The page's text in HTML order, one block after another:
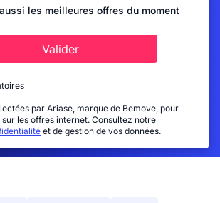
les meilleures offres du moment
Valider
par Ariase, marque de Bemove, pour
les offres internet. Consultez notre
et de gestion de vos données.